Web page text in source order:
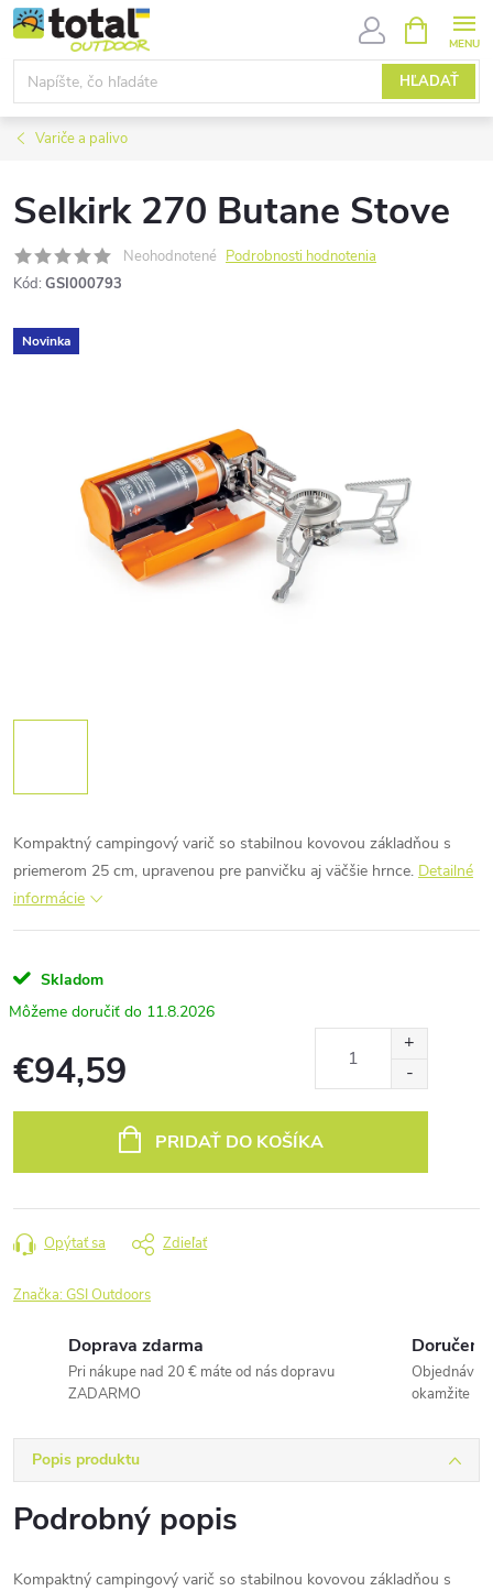
Prejsť
na
obsah
HĽADAŤ
KOŠÍK
Variče a palivo
Selkirk 270 Butane Stove
Neohodnotené Podrobnosti hodnotenia
Kód: GSI000793
Novinka
Kompaktný campingový varič so stabilnou kovovou základňou s
priemerom 25 cm, upravenou pre panvičku aj väčšie hrnce. Detailné
informácie
Skladom
11.8.2026
€94,59
PRIDAŤ DO KOŠÍKA
Opýtať sa Zdieľať
Značka:GSI Outdoors
Doprava zdarma
Pri nákupe nad 20 € máte od nás dopravu
ZADARMO
okamžite
Popis produktu
Podrobný popis
Kompaktný campingový varič so stabilnou kovovou základňou s